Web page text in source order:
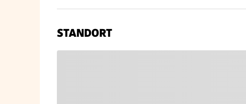
STANDORT